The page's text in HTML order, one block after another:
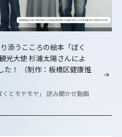
添うこころの絵本「ぼく
光大使 杉浦太陽さんによ
た！ （制作：板橋区健康推
とモヤモヤ」 読み聞かせ動画